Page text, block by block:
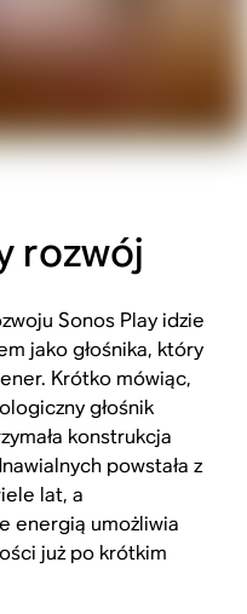
rozwój
Sonos Play idzie
jako głośnika, który
Krótko mówiąc,
głośnik
konstrukcja
powstała z
lat, a
energią umożliwia
już po krótkim